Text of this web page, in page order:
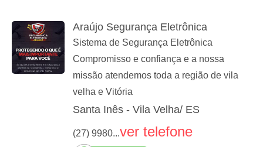
Araújo Segurança Eletrônica
Sistema de Segurança Eletrônica
Compromisso e confiança e a nossa
missão atendemos toda a região de vila
velha e Vitória
Santa Inês - Vila Velha/ ES
(27) 9980...ver telefone